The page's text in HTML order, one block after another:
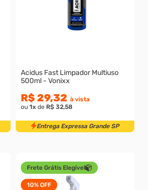
Acidus Fast Limpador Multiuso
500ml - Vonixx
R$ 29,32 à vista
ou 1x de R$ 32,58
Entrega Expressa Grande SP
Frete Grátis Elegível
10% OFF